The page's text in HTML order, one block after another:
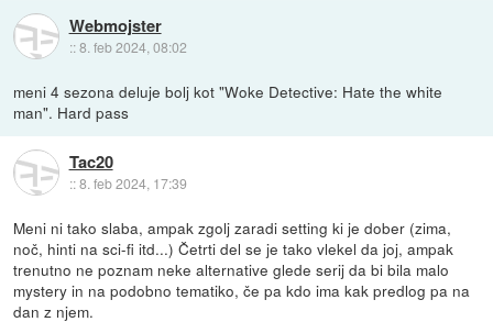
Webmojster
::8. feb 2024, 08:02
meni 4 sezona deluje bolj kot "Woke Detective: Hate the white
man". Hard pass
Tac20
::8. feb 2024, 17:39
Meni ni tako slaba, ampak zgolj zaradi setting ki je dober (zima,
noč, hinti na sci-fi itd...) Četrti del se je tako vlekel da joj, ampak
trenutno ne poznam neke alternative glede serij da bi bila malo
mystery in na podobno tematiko, če pa kdo ima kak predlog pa na
dan z njem.